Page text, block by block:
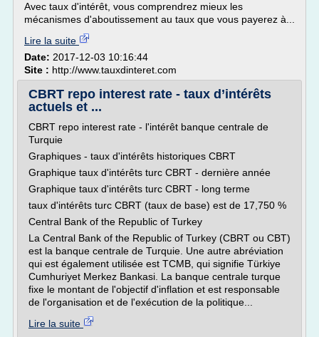
Avec taux d'intérêt, vous comprendrez mieux les
mécanismes d'aboutissement au taux que vous payerez à...
Lire la suite
Date: 2017-12-03 10:16:44
Site : http://www.tauxdinteret.com
CBRT repo interest rate - taux d’intérêts
actuels et ...
CBRT repo interest rate - l'intérêt banque centrale de
Turquie
Graphiques - taux d'intérêts historiques CBRT
Graphique taux d'intérêts turc CBRT - dernière année
Graphique taux d'intérêts turc CBRT - long terme
taux d'intérêts turc CBRT (taux de base) est de 17,750 %
Central Bank of the Republic of Turkey
La Central Bank of the Republic of Turkey (CBRT ou CBT)
est la banque centrale de Turquie. Une autre abréviation
qui est également utilisée est TCMB, qui signifie Türkiye
Cumhuriyet Merkez Bankasi. La banque centrale turque
fixe le montant de l'objectif d'inflation et est responsable
de l'organisation et de l'exécution de la politique...
Lire la suite